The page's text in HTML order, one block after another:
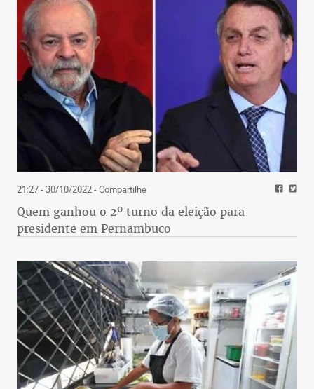
21:27 - 30/10/2022- Compartilhe
Quem ganhou o 2º turno da eleição para
presidente em Pernambuco